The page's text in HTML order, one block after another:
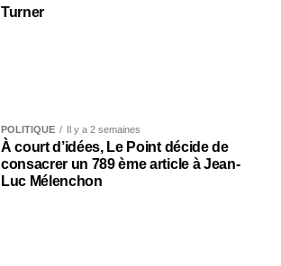
Turner
POLITIQUE Il y a 2 semaines
À court d’idées, Le Point décide de
consacrer un 789 ème article à Jean-
Luc Mélenchon